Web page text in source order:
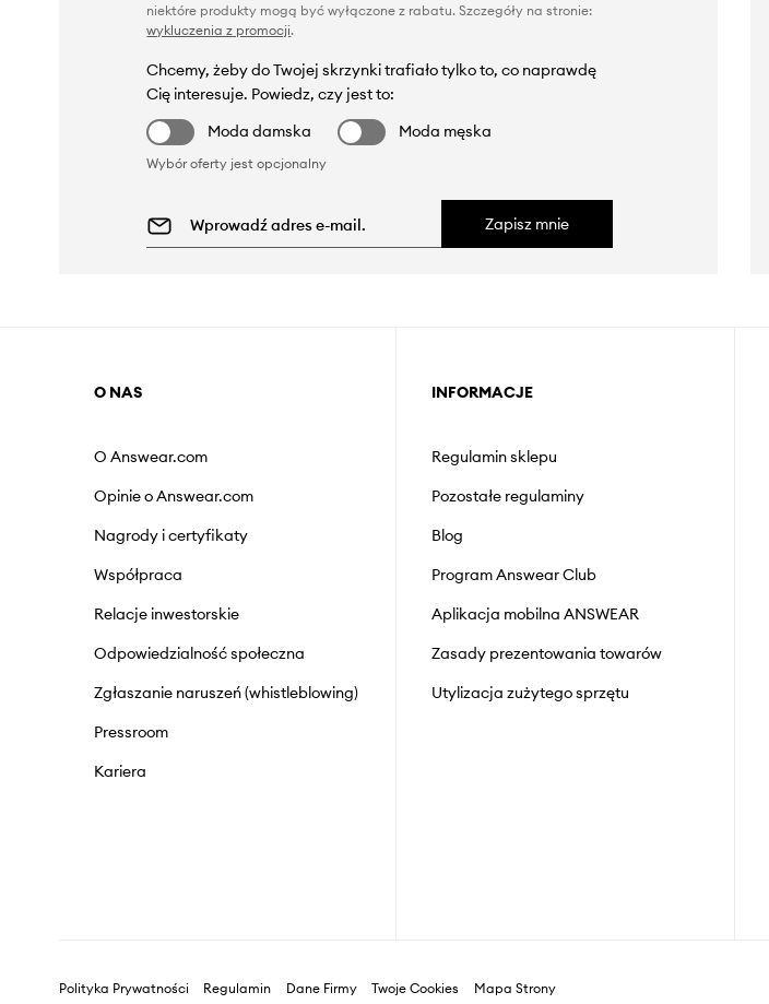
niektóre produkty mogą być wyłączone z rabatu. Szczegóły na stronie:
wykluczenia z promocji.
Chcemy, żeby do Twojej skrzynki trafiało tylko to, co naprawdę
Cię interesuje. Powiedz, czy jest to:
Moda damska
Moda męska
Wybór oferty jest opcjonalny
Zapisz mnie
O NAS
O Answear.com
Opinie o Answear.com
Nagrody i certyfikaty
Współpraca
Relacje inwestorskie
Odpowiedzialność społeczna
Zgłaszanie naruszeń (whistleblowing)
Pressroom
Kariera
INFORMACJE
Regulamin sklepu
Pozostałe regulaminy
Blog
Program Answear Club
Aplikacja mobilna ANSWEAR
Zasady prezentowania towarów
Utylizacja zużytego sprzętu
Polityka Prywatności Regulamin Dane Firmy Twoje Cookies Mapa Strony